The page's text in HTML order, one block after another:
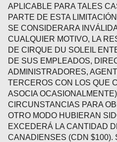
APLICABLE PARA TALES
PARTE DE ESTA
SE CONSIDERARA
CUALQUIER MOTIVO, LA
DE CIRQUE DU SOLEIL
DE SUS EMPLEADOS,
ADMINISTRADORES,
TERCEROS CON LOS QUE
ASOCIA
CIRCUNSTANCIAS PARA
OTRO MODO HUBIERAN
EXCEDERÁ LA CANTIDAD
CANADIENSES (CDN $100).